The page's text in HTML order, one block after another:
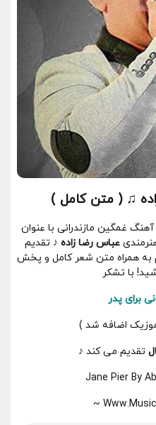
♫ ( متن کامل )
غمگین مازندرانی با عنوان
عباس رضا زاده ♪ تقدیم
به همراه متن شعر کامل و پخش
با تشکر
برای پدر
اضافه شد )
تقدیم می کند ♪
Jane Pier By